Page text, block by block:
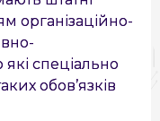
організаційно-
які спеціально
обов’язків